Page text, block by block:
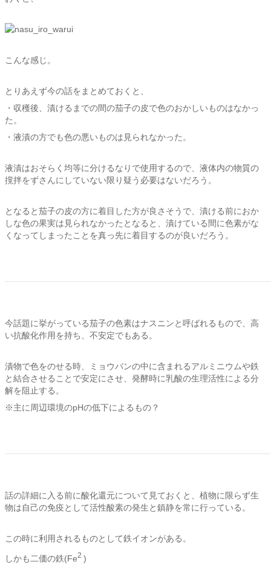
こんな感じ。
とりあえず今の話をまとめておくと、
・収穫後、漬けるまでの間の茄子の皮で色のおかしいものはなかっ
た。
・液漬の方でも色の悪いものは見られなかった。
液漬はおそらく均等に分けるなりで使用するので、液体内の物質の
撹拌をずさんにしていない限り疑う必要はないだろう。
となると茄子の皮の方に着目した方が良さそうで、漬ける前におか
しな色の果実は見られなかったとなると、漬けている間に色素がな
くなってしまったことを真っ先に着目するのが良いだろう。
今話題に挙がっている茄子の色素はナスニンと呼ばれるもので、高
い抗酸化作用を持ち、不安定でもある。
漬物で色をのせる時、ミョウバンの中に含まれるアルミニウムや鉄
と結合させることで安定にさせ、発酵時に乳酸の生理活性による分
解を阻止する。
※主に周辺環境のpHの低下によるもの？
話の詳細に入る前に酸化還元について見ておくと、植物に限らず生
物は自己の免疫として活性酸素の発生と鎮静を常に行っている。
この時に利用されるものとして鉄イオンがある。
しかも二価の鉄(Fe2 )